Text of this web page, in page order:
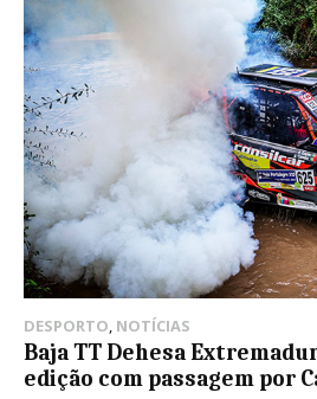
DESPORTO, NOTÍCIAS
Baja TT Dehesa
edição com passagem por